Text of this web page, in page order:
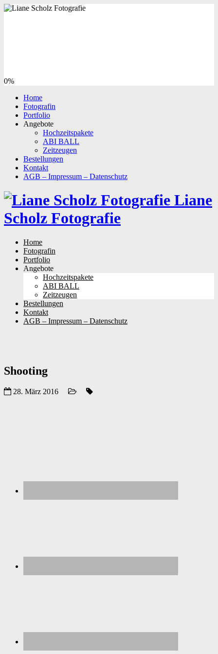
0%
Home
Fotografin
Portfolio
Angebote
Hochzeitspakete
ABI BALL
Zeitzeugen
Bestellungen
Kontakt
AGB – Impressum – Datenschutz
Liane
Scholz Fotografie
Skip
content
Home
Fotografin
Portfolio
Angebote
Hochzeitspakete
ABI BALL
Zeitzeugen
Bestellungen
Kontakt
AGB – Impressum – Datenschutz
Shooting
28. März 2016